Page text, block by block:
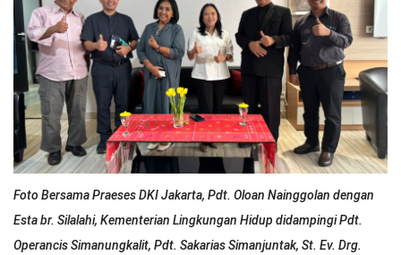
Foto Bersama Praeses DKI Jakarta, Pdt. Oloan Nainggolan dengan
Esta br. Silalahi, Kementerian Lingkungan Hidup didampingi Pdt.
Operancis Simanungkalit, Pdt. Sakarias Simanjuntak, St. Ev. Drg.